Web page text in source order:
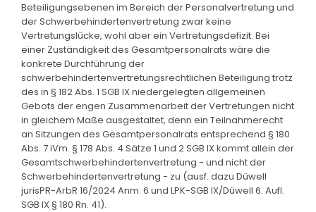
Beteiligungsebenen im Bereich der Personalvertretung und
der Schwerbehindertenvertretung zwar keine
Vertretungslücke, wohl aber ein Vertretungsdefizit. Bei
einer Zuständigkeit des Gesamtpersonalrats wäre die
konkrete Durchführung der
schwerbehindertenvertretungsrechtlichen Beteiligung trotz
des in § 182 Abs. 1 SGB IX niedergelegten allgemeinen
Gebots der engen Zusammenarbeit der Vertretungen nicht
in gleichem Maße ausgestaltet, denn ein Teilnahmerecht
an Sitzungen des Gesamtpersonalrats entsprechend § 180
Abs. 7 iVm. § 178 Abs. 4 Sätze 1 und 2 SGB IX kommt allein der
Gesamtschwerbehindertenvertretung - und nicht der
Schwerbehindertenvertretung - zu (ausf. dazu Düwell
jurisPR-ArbR 16/2024 Anm. 6 und LPK-SGB IX/Düwell 6. Aufl.
SGB IX § 180 Rn. 41).